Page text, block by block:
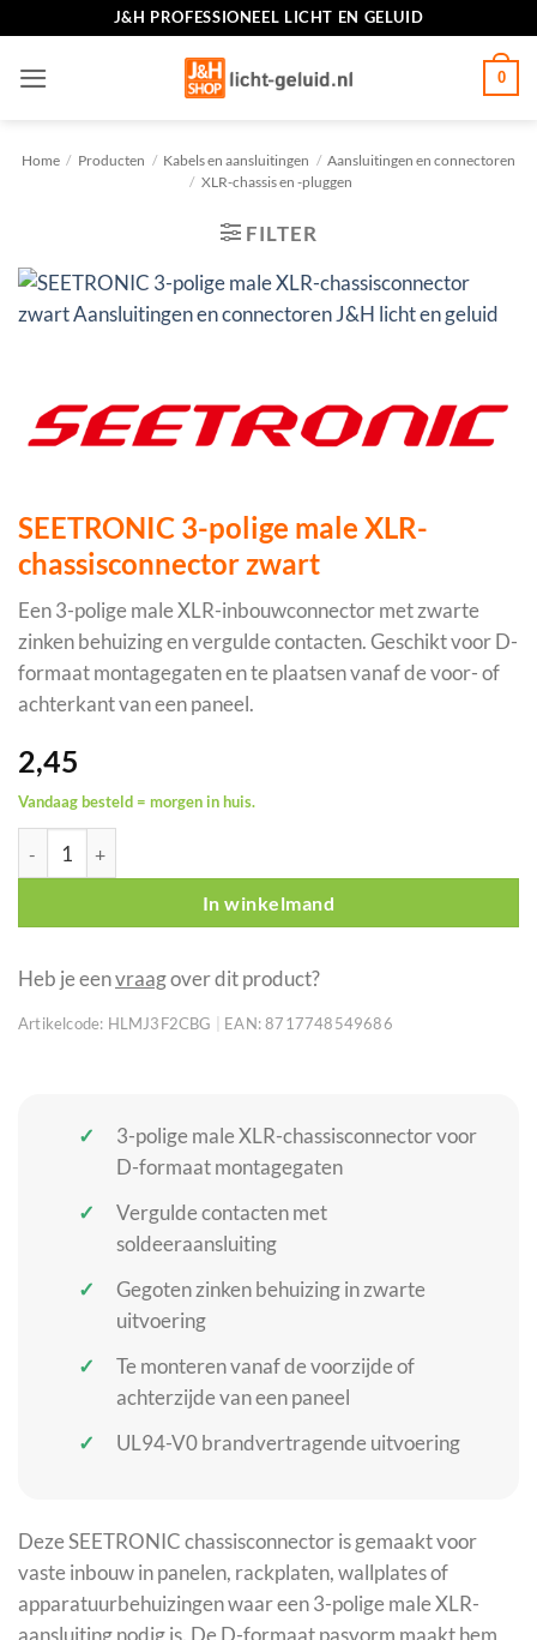
inhoud
J&H PROFESSIONEEL LICHT EN GELUID
0
Home / Producten / Kabels en aansluitingen / Aansluitingen en connectoren
/ XLR-chassis en -pluggen
FILTER
SEETRONIC 3-polige male XLR-
chassisconnector zwart
Een 3-polige male XLR-inbouwconnector met zwarte
zinken behuizing en vergulde contacten. Geschikt voor D-
formaat montagegaten en te plaatsen vanaf de voor- of
achterkant van een paneel.
2,45
Vandaag besteld = morgen in huis.
SEETRONIC 3-polige male XLR-chassisconnector zwart aantal
In winkelmand
Heb je eenvraagover dit product?
Artikelcode: HLMJ3F2CBG EAN: 8717748549686
3-polige male XLR-chassisconnector voor
D-formaat montagegaten
Vergulde contacten met
soldeeraansluiting
Gegoten zinken behuizing in zwarte
uitvoering
Te monteren vanaf de voorzijde of
achterzijde van een paneel
UL94-V0 brandvertragende uitvoering
Deze SEETRONIC chassisconnector is gemaakt voor
vaste inbouw in panelen, rackplaten, wallplates of
apparatuurbehuizingen waar een 3-polige male XLR-
aansluiting nodig is. De D-formaat pasvorm maakt hem